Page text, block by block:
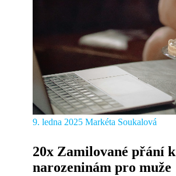
9. ledna 2025 Markéta Soukalová
20x Zamilované přání k
narozeninám pro muže